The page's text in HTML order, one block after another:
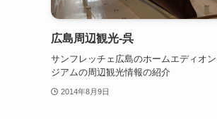
広島周辺観光-呉
サンフレッチェ広島のホームエディオン
ジアムの周辺観光情報の紹介
2014年8月9日